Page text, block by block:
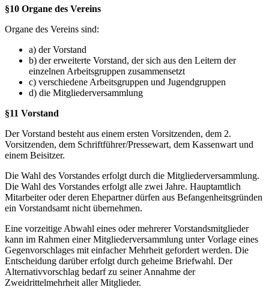
§10 Organe des Vereins
Organe des Vereins sind:
a) der Vorstand
b) der erweiterte Vorstand, der sich aus den Leitern der
einzelnen Arbeitsgruppen zusammensetzt
c) verschiedene Arbeitsgruppen und Jugendgruppen
d) die Mitgliederversammlung
§11 Vorstand
Der Vorstand besteht aus einem ersten Vorsitzenden, dem 2.
Vorsitzenden, dem Schriftführer/Pressewart, dem Kassenwart und
einem Beisitzer.
Die Wahl des Vorstandes erfolgt durch die Mitgliederversammlung.
Die Wahl des Vorstandes erfolgt alle zwei Jahre. Hauptamtlich
Mitarbeiter oder deren Ehepartner dürfen aus Befangenheitsgründen
ein Vorstandsamt nicht übernehmen.
Eine vorzeitige Abwahl eines oder mehrerer Vorstandsmitglieder
kann im Rahmen einer Mitgliederversammlung unter Vorlage eines
Gegenvorschlages mit einfacher Mehrheit gefordert werden. Die
Entscheidung darüber erfolgt durch geheime Briefwahl. Der
Alternativvorschlag bedarf zu seiner Annahme der
Zweidrittelmehrheit aller Mitglieder.